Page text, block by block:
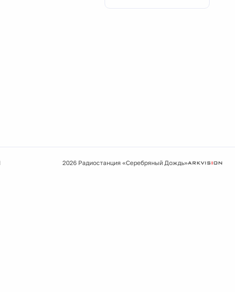
2026 Радиостанция «Серебряный Дождь»